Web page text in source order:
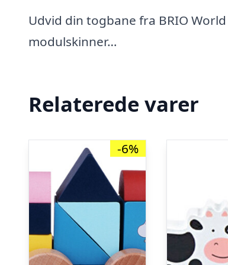
Udvid din togbane fra BRIO
modulskinner…
Relaterede varer
-6%